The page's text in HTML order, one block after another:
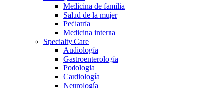
Medicina de familia
Salud de la mujer
Pediatría
Medicina interna
Specialty Care
Audiología
Gastroenterología
Podología
Cardiología
Neurología